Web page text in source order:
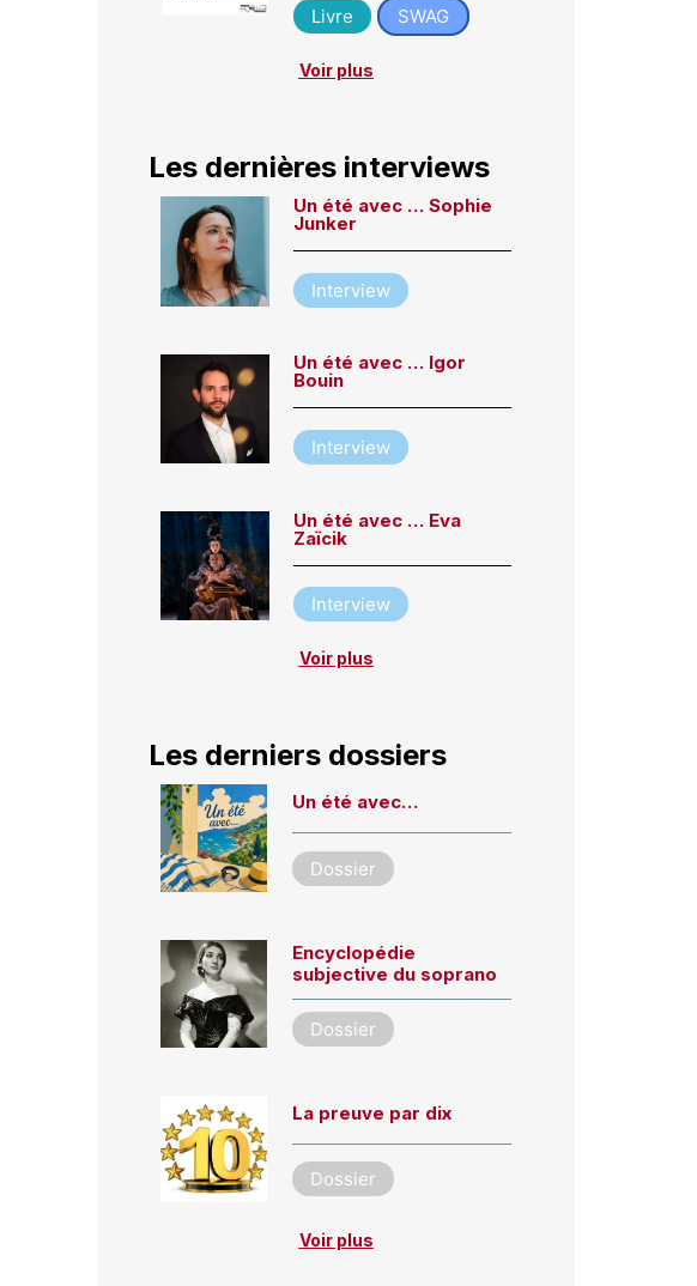
Livre
SWAG
Voir plus
Les dernières interviews
Un été avec … Sophie
Junker
Interview
Un été avec … Igor
Bouin
Interview
Un été avec … Eva
Zaïcik
Interview
Voir plus
Les derniers dossiers
Un été avec…
Dossier
Encyclopédie
subjective du soprano
Dossier
La preuve par dix
Dossier
Voir plus